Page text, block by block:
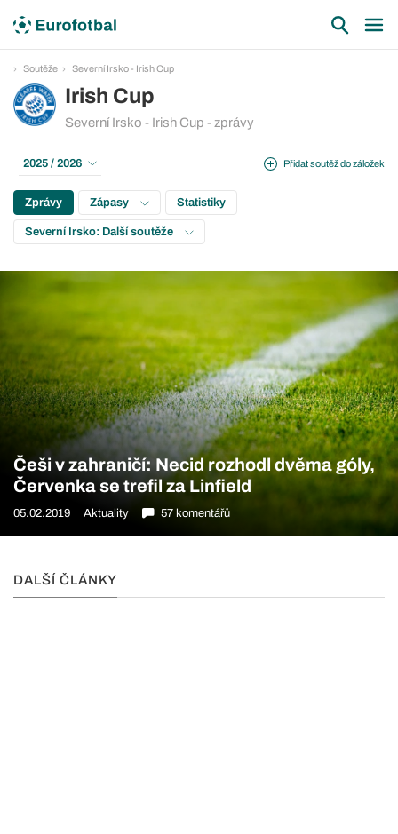
Soutěže Severní Irsko - Irish Cup
Irish Cup
Severní Irsko - Irish Cup - zprávy
Přidat soutěž do záložek
2025 / 2026
Zprávy Zápasy Statistiky
Severní Irsko: Další soutěže
Češi v zahraničí: Necid rozhodl dvěma góly,
Červenka se trefil za Linfield
05.02.2019 Aktuality 57 komentářů
DALŠÍ ČLÁNKY